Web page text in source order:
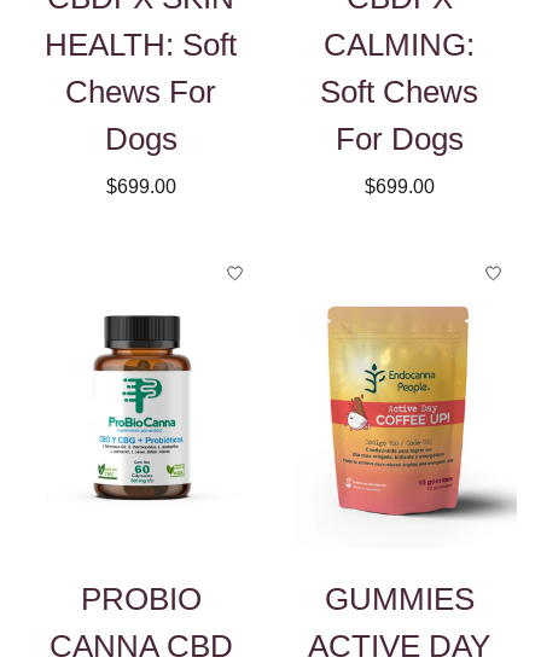
HEALTH: Soft
Chews For
Dogs
$699.00
CALMING:
Soft Chews
For Dogs
$699.00
PROBIO
CANNA CBD
GUMMIES
ACTIVE DAY